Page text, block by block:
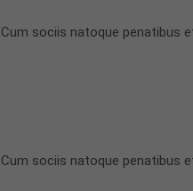
sociis natoque penatibus
sociis natoque penatibus